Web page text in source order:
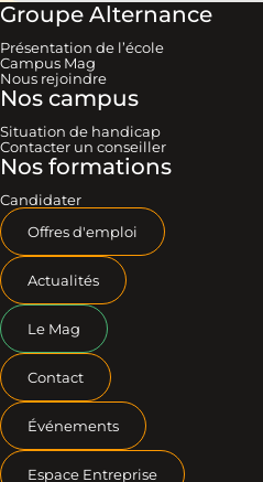
Groupe Alternance
Présentation de l’école
Campus Mag
Nous rejoindre
Nos campus
Situation de handicap
Contacter un conseiller
Nos formations
Candidater
Offres d'emploi
Actualités
Le Mag
Contact
Événements
Espace Entreprise